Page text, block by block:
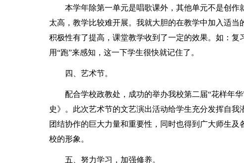
本学年除第一单元是唱歌课外，其他单元不是创
太高，教学比较难开展。我就大胆的在教学中加入适
积极性有了提高，课堂教学收到了一定的效果。如：
用“跑”来感知，这一下学生很快就记住了。
四、艺术节。
配合学校政教处，成功的举办我校第二届“花样年
史》。此次艺术节的文艺演出活动给学生充分发挥自
团结协作的巨大力量和重要性，同时也得到广大师生
校的形象。
五、努力学习，加强修养。